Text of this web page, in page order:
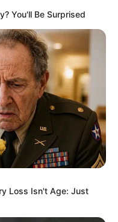
You'll Be Surprised
Loss Isn't Age: Just